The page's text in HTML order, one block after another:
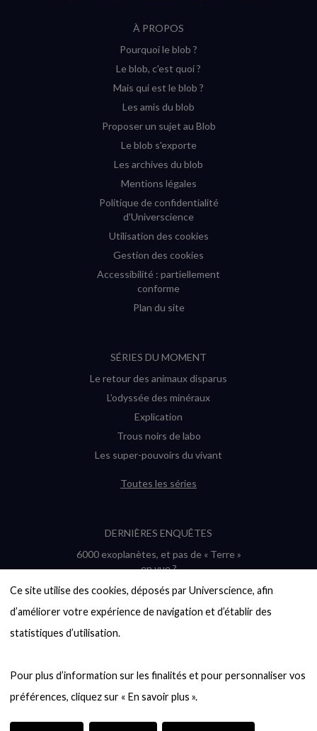
Ce site utilise des cookies, déposés par Universcience, afin
d’améliorer votre expérience de navigation et d’établir des
statistiques d’utilisation.
Pour plus d’information sur les finalités et pour personnaliser vos
Instagram
(nouvelle
sur
Facebook
(nouvelle
À PROPOS
Pourquoi le blob ?
Le blob, c'est quoi ?
Mais qui est le blob ?
Les amis du blob
Proposer un sujet au Blob
Le blob s'exporte
Les archives du blob
Mentions légales
Politique de confidentialité
d'Universcience
Utilisation des cookies
Gestion des cookies
Accessibilité : partiellement
conforme
Plan du site
SÉRIES DU MOMENT
Le retour des animaux disparus
L’odyssée des minéraux
Explication
Trous noirs de labo
Les super-pouvoirs du vivant
Toutes les séries
DERNIÈRES ENQUÊTES
6000 exoplanètes, et pas de « Terre »
en vue ?
Quel avenir pour les cryptos ?
Un loup préhistorique ressuscité ? La
désextinction en question
Entre mathématiques et politique : la
Évaluer l’intelligence humaine : un vrai